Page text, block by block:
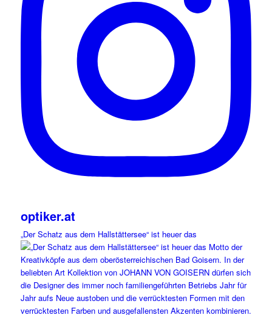
optiker.at
„Der Schatz aus dem Hallstättersee“ ist heuer das